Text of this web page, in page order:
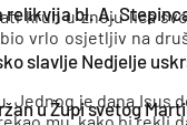
relikvija bl. A.
slavlje Nedjelje
u Župi svetog
kruh u znoju lica
vrlo osjetljiv na
Jednog je dana Isus